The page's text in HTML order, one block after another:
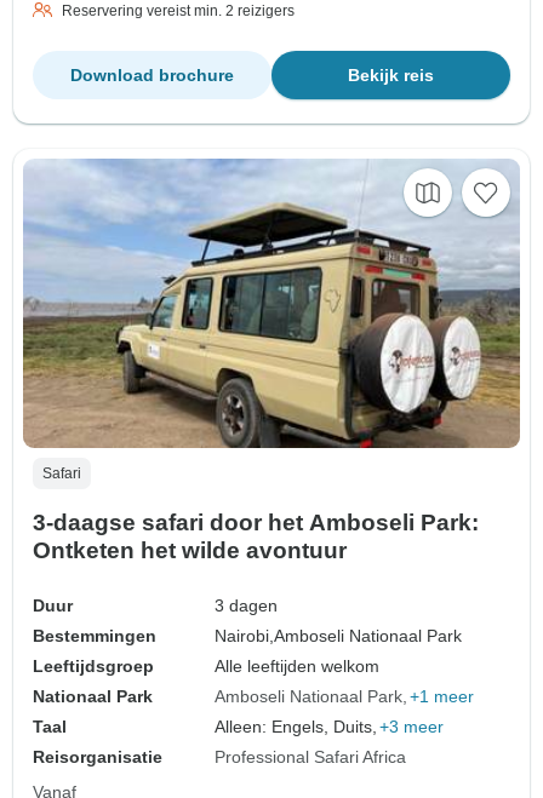
Reservering vereist min. 2 reizigers
Bekijk reis
Download brochure
Safari
3-daagse safari door het Amboseli Park:
Ontketen het wilde avontuur
Duur
3 dagen
Bestemmingen
Nairobi,Amboseli Nationaal Park
Leeftijdsgroep
Alle leeftijden welkom
Nationaal Park
Amboseli Nationaal Park +1 meer
Taal
Alleen: Engels, Duits, +3 meer
Reisorganisatie
Professional Safari Africa
Vanaf